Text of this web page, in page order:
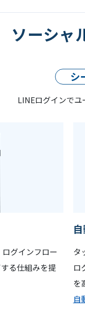
ソーシャ
シ
LINEログインでユ
グインフロー
る仕組みを提
タ
ロ
を
自